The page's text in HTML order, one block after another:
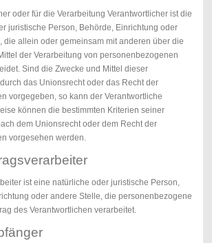
oder für die Verarbeitung Verantwortlicher ist die
juristische Person, Behörde, Einrichtung oder
die allein oder gemeinsam mit anderen über die
der Verarbeitung von personenbezogenen
Sind die Zwecke und Mittel dieser
das Unionsrecht oder das Recht der
vorgegeben, so kann der Verantwortliche
können die bestimmten Kriterien seiner
dem Unionsrecht oder dem Recht der
vorgesehen werden.
ist eine natürliche oder juristische Person,
oder andere Stelle, die personenbezogene
des Verantwortlichen verarbeitet.